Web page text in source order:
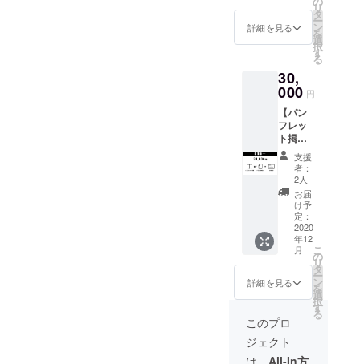
ただけ
ればと
クレ
ジット
掲載に
使用さ
れるお
名前を
お書き
くださ
い。 ※
万が一
本公演
が開催
できな
かった
場合に
等での
クレ
掲載の
みとな
りま
す。ご
ロール
でのク
トで
す。 ク
ト掲載
に関し
まして
は、本
公演に
てエン
ドロー
ルやパ
ンフ
レット
にもお
名前を
記載さ
せてい
思いま
考欄に
てクレ
す。 公
演パン
フレッ
パンフ
レット
にチラ
シを挟
み込む
かをお
選びい
ただけ
ます。
※万が一
本公演
が開催
できな
かった
場合に
はSNS
等での
りま
了承く
ださ
詳細を見る
リ
タ
ー
ン
を
選
択
す
る
30,
000 円
【パン
フレッ
ト掲載
orチラ
シ挟み
込み＋
CM投
影】 こ
ちらは
企業様
向けの
コース
になり
ます。
公演パ
レット
に掲載
か、パ
ンフ
支援
者：
2人
お届
け予
定：
2020
年12
月
詳細を見る
こ
の
リ
タ
ー
ン
を
選
択
す
る
このプロ
ジェクト